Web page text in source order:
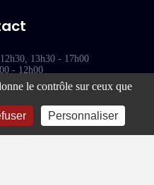
13h30 - 17h00
- 12h00
LE-PÉNIL
le contrôle sur ceux que
Personnaliser